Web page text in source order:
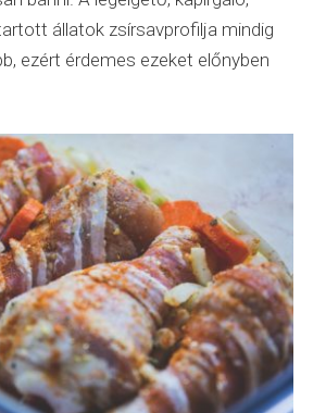
állatok zsírsavprofilja mindig
ezért érdemes ezeket előnyben